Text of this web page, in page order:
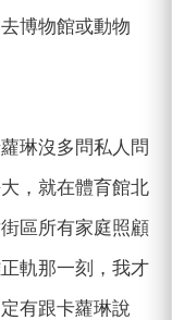
博物館或動物
琳沒多問私人問
，就在體育館北
區所有家庭照顧
軌那一刻，我才
有跟卡蘿琳說